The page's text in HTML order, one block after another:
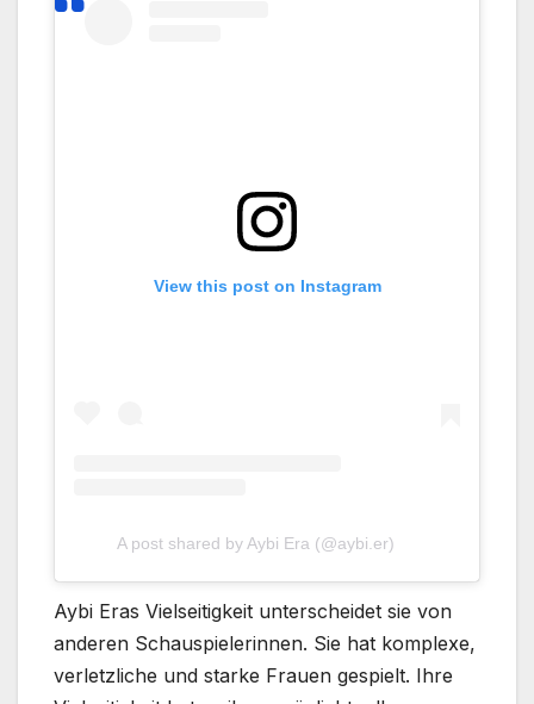
View this post on Instagram
A post shared by Aybi Era (@aybi.er)
Aybi Eras Vielseitigkeit unterscheidet sie von
anderen Schauspielerinnen. Sie hat komplexe,
verletzliche und starke Frauen gespielt. Ihre